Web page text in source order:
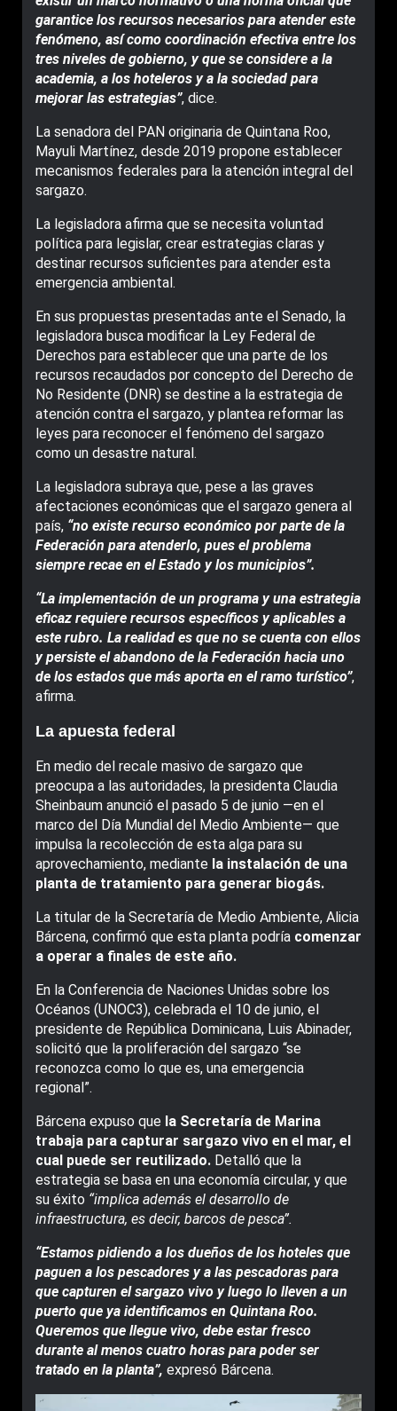
garantice los recursos necesarios para atender este
fenómeno, así como coordinación efectiva entre los
tres niveles de gobierno, y que se considere a la
academia, a los hoteleros y a la sociedad para
mejorar las estrategias”, dice.
La senadora del PAN originaria de Quintana Roo,
Mayuli Martínez, desde 2019 propone establecer
mecanismos federales para la atención integral del
sargazo.
La legisladora afirma que se necesita voluntad
política para legislar, crear estrategias claras y
destinar recursos suficientes para atender esta
emergencia ambiental.
En sus propuestas presentadas ante el Senado, la
legisladora busca modificar la Ley Federal de
Derechos para establecer que una parte de los
recursos recaudados por concepto del Derecho de
No Residente (DNR) se destine a la estrategia de
atención contra el sargazo, y plantea reformar las
leyes para reconocer el fenómeno del sargazo
como un desastre natural.
La legisladora subraya que, pese a las graves
afectaciones económicas que el sargazo genera al
país, “no existe recurso económico por parte de la
Federación para atenderlo, pues el problema
siempre recae en el Estado y los municipios”.
“La implementación de un programa y una estrategia
eficaz requiere recursos específicos y aplicables a
este rubro. La realidad es que no se cuenta con ellos
y persiste el abandono de la Federación hacia uno
de los estados que más aporta en el ramo turístico”,
afirma.
La apuesta federal
En medio del recale masivo de sargazo que
preocupa a las autoridades, la presidenta Claudia
Sheinbaum anunció el pasado 5 de junio —en el
marco del Día Mundial del Medio Ambiente— que
impulsa la recolección de esta alga para su
aprovechamiento, mediante la instalación de una
planta de tratamiento para generar biogás.
La titular de la Secretaría de Medio Ambiente, Alicia
Bárcena, confirmó que esta planta podría comenzar
a operar a finales de este año.
En la Conferencia de Naciones Unidas sobre los
Océanos (UNOC3), celebrada el 10 de junio, el
presidente de República Dominicana, Luis Abinader,
solicitó que la proliferación del sargazo “se
reconozca como lo que es, una emergencia
regional”.
Bárcena expuso que la Secretaría de Marina
trabaja para capturar sargazo vivo en el mar, el
cual puede ser reutilizado. Detalló que la
estrategia se basa en una economía circular, y que
su éxito “implica además el desarrollo de
infraestructura, es decir, barcos de pesca”.
“Estamos pidiendo a los dueños de los hoteles que
paguen a los pescadores y a las pescadoras para
que capturen el sargazo vivo y luego lo lleven a un
puerto que ya identificamos en Quintana Roo.
Queremos que llegue vivo, debe estar fresco
durante al menos cuatro horas para poder ser
tratado en la planta”, expresó Bárcena.